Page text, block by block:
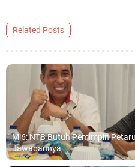
Related Posts
Mi6: NTB Butuh Pemimpin
Jawabannya